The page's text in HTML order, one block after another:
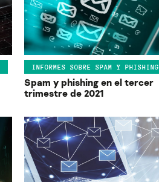
INFORMES SOBRE SPAM Y PHISHING
Spam y phishing en el tercer
trimestre de 2021